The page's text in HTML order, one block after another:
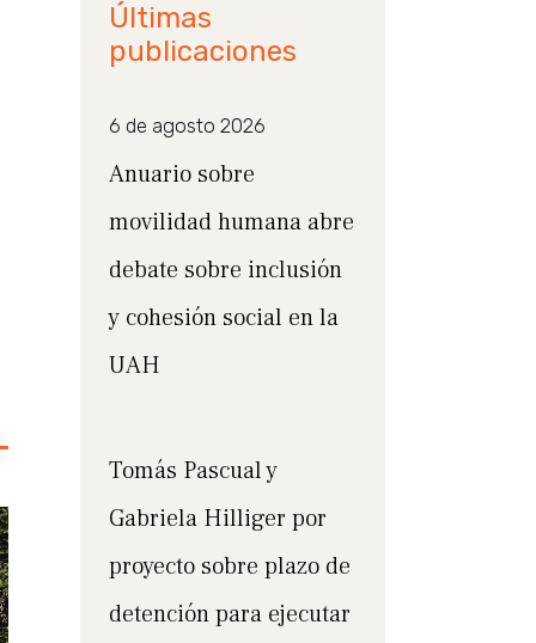
Últimas
publicaciones
6 de agosto 2026
Anuario sobre
movilidad humana abre
debate sobre inclusión
y cohesión social en la
UAH
Tomás Pascual y
Gabriela Hilliger por
proyecto sobre plazo de
detención para ejecutar